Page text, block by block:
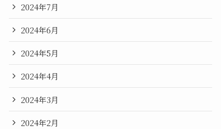
2024年7月
2024年6月
2024年5月
2024年4月
2024年3月
2024年2月